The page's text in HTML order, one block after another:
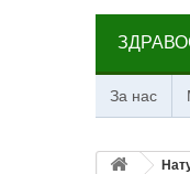
За нас